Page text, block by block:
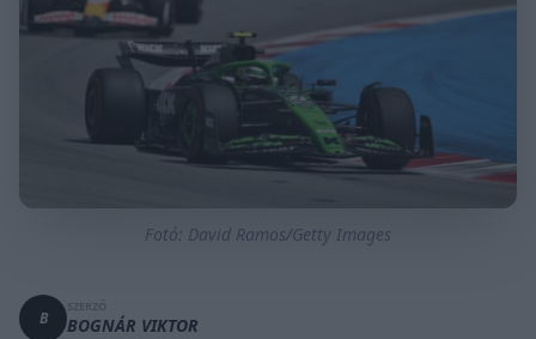
Fotó: David Ramos/Getty Images
B BOGNÁR VIKTOR